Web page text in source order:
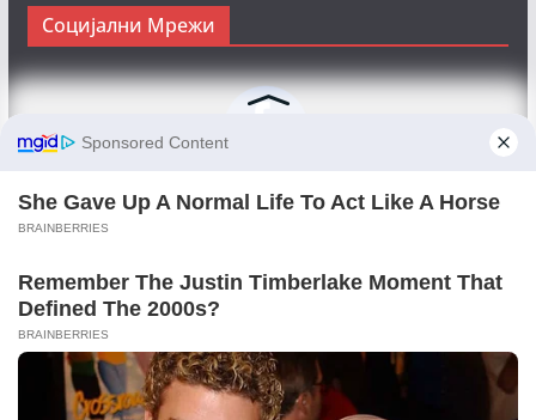
Социјални Мрежи
Следете нè на Фејсбук за да сте во тек со најновите